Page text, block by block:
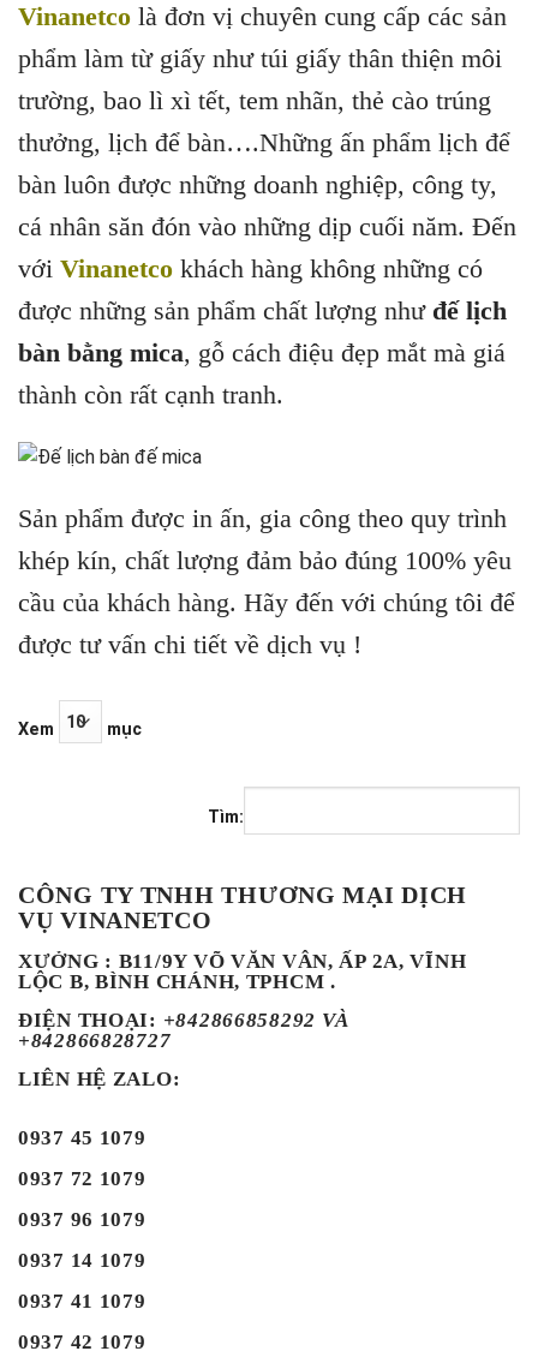
Vinanetco là đơn vị chuyên cung cấp các sản
phẩm làm từ giấy như túi giấy thân thiện môi
trường, bao lì xì tết, tem nhãn, thẻ cào trúng
thưởng, lịch để bàn….Những ấn phẩm lịch để
bàn luôn được những doanh nghiệp, công ty,
cá nhân săn đón vào những dịp cuối năm. Đến
với Vinanetco khách hàng không những có
được những sản phẩm chất lượng như đế lịch
bàn bằng mica, gỗ cách điệu đẹp mắt mà giá
thành còn rất cạnh tranh.
Sản phẩm được in ấn, gia công theo quy trình
khép kín, chất lượng đảm bảo đúng 100% yêu
cầu của khách hàng. Hãy đến với chúng tôi để
được tư vấn chi tiết về dịch vụ !
Xem mục
Tìm:
CÔNG TY TNHH THƯƠNG MẠI DỊCH
VỤ VINANETCO
XƯỞNG : B11/9Y VÕ VĂN VÂN, ẤP 2A, VĨNH
LỘC B, BÌNH CHÁNH, TPHCM .
ĐIỆN THOẠI: +842866858292 VÀ
+842866828727
LIÊN HỆ ZALO:
0937 45 1079
0937 72 1079
0937 96 1079
0937 14 1079
0937 41 1079
0937 42 1079